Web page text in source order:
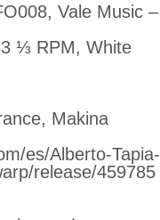
Vale Music
⅓ RPM, White
Makina
es/Alberto-
release/459785